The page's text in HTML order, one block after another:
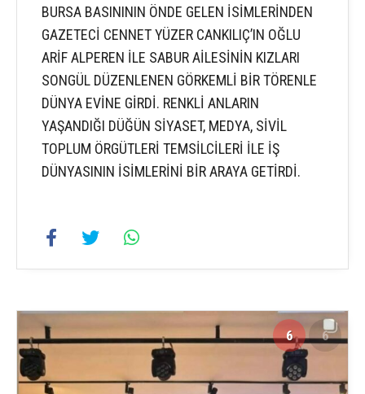
BURSA BASINININ ÖNDE GELEN İSİMLERİNDEN
GAZETECİ CENNET YÜZER CANKILIÇ’IN OĞLU
ARİF ALPEREN İLE SABUR AİLESİNİN KIZLARI
SONGÜL DÜZENLENEN GÖRKEMLİ BİR TÖRENLE
DÜNYA EVİNE GİRDİ. RENKLİ ANLARIN
YAŞANDIĞI DÜĞÜN SİYASET, MEDYA, SİVİL
TOPLUM ÖRGÜTLERİ TEMSİLCİLERİ İLE İŞ
DÜNYASININ İSİMLERİNİ BİR ARAYA GETİRDİ.
6 6